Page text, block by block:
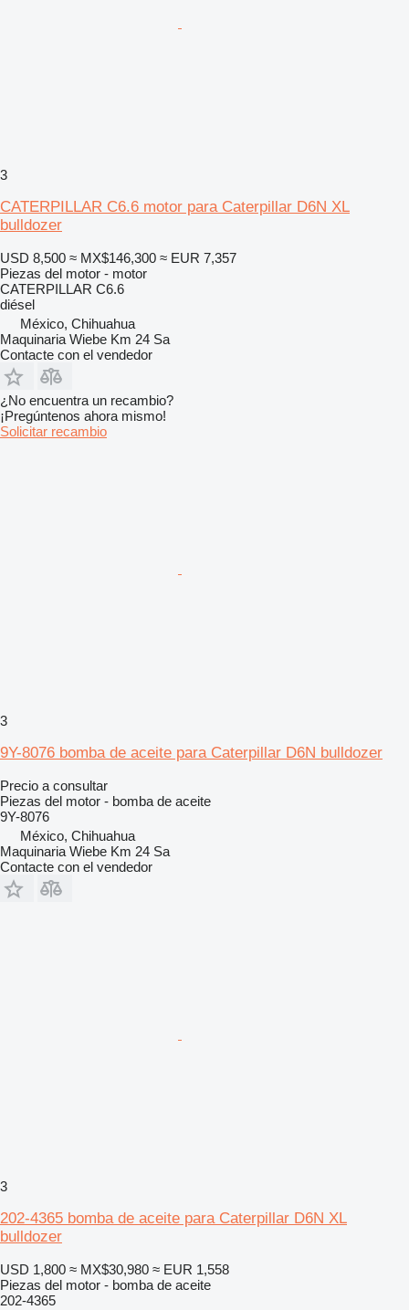
3
CATERPILLAR C6.6 motor para Caterpillar D6N XL
bulldozer
USD 8,500 ≈ MX$146,300 ≈ EUR 7,357
Piezas del motor - motor
CATERPILLAR C6.6
diésel
México, Chihuahua
Maquinaria Wiebe Km 24 Sa
Contacte con el vendedor
¿No encuentra un recambio?
¡Pregúntenos ahora mismo!
Solicitar recambio
3
9Y-8076 bomba de aceite para Caterpillar D6N bulldozer
Precio a consultar
Piezas del motor - bomba de aceite
9Y-8076
México, Chihuahua
Maquinaria Wiebe Km 24 Sa
Contacte con el vendedor
3
202-4365 bomba de aceite para Caterpillar D6N XL
bulldozer
USD 1,800 ≈ MX$30,980 ≈ EUR 1,558
Piezas del motor - bomba de aceite
202-4365